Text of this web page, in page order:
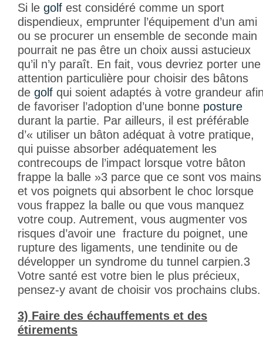
Si le golf est considéré comme un sport
dispendieux, emprunter l’équipement d’un ami
ou se procurer un ensemble de seconde main
pourrait ne pas être un choix aussi astucieux
qu’il n’y paraît. En fait, vous devriez porter une
attention particulière pour choisir des bâtons
de golf qui soient adaptés à votre grandeur
de favoriser l’adoption d’une bonne posture
durant la partie. Par ailleurs, il est préférable
d’« utiliser un bâton adéquat à votre pratique,
qui puisse absorber adéquatement les
contrecoups de l’impact lorsque votre bâton
frappe la balle »3 parce que ce sont vos mains
et vos poignets qui absorbent le choc lorsque
vous frappez la balle ou que vous manquez
votre coup. Autrement, vous augmenter vos
risques d’avoir une fracture du poignet, une
rupture des ligaments, une tendinite ou de
développer un syndrome du tunnel carpien.3
Votre santé est votre bien le plus précieux,
pensez-y avant de choisir vos prochains clubs.
3) Faire des échauffements et des
étirements